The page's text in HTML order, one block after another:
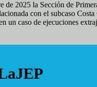
de 2025 la Sección de
con el subcaso
un caso de ejecuciones